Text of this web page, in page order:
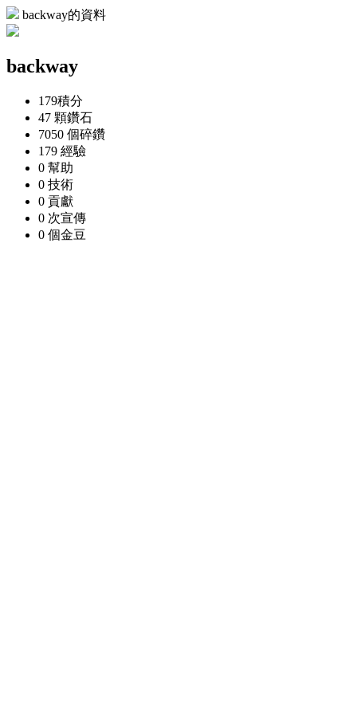
backway的資料
backway
179積分
47 顆鑽石
7050 個碎鑽
179 經驗
0 幫助
0 技術
0 貢獻
0 次宣傳
0 個金豆